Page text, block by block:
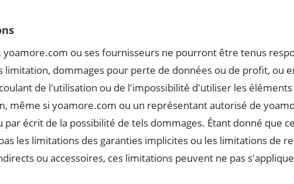
yoamore.com ou ses fournisseurs ne pourront être tenus
limitation, dommages pour perte de données ou de profit, ou
de l'utilisation ou de l'impossibilité d'utiliser les
même si yoamore.com ou un représentant autorisé de
par écrit de la possibilité de tels dommages. Étant donné que
les limitations des garanties implicites ou les limitations de
ou accessoires, ces limitations peuvent ne pas